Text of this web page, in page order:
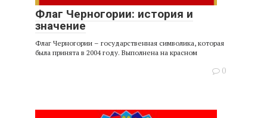
Флаг Черногории: история и
значение
Флаг Черногории – государственная символика, которая
была принята в 2004 году. Выполнена на красном
0